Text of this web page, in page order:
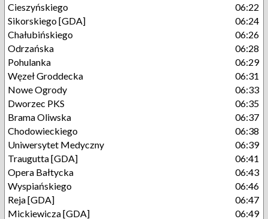
Cieszyńskiego
06:22
Sikorskiego [GDA]
06:24
Chałubińskiego
06:26
Odrzańska
06:28
Pohulanka
06:29
Węzeł Groddecka
06:31
Nowe Ogrody
06:33
Dworzec PKS
06:35
Brama Oliwska
06:37
Chodowieckiego
06:38
Uniwersytet Medyczny
06:39
Traugutta [GDA]
06:41
Opera Bałtycka
06:43
Wyspiańskiego
06:46
Reja [GDA]
06:47
Mickiewicza [GDA]
06:49